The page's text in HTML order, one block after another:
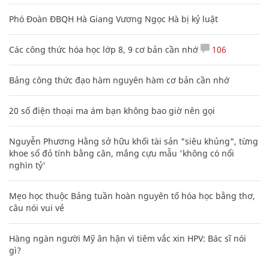
Phó Đoàn ĐBQH Hà Giang Vương Ngọc Hà bị kỷ luật
Các công thức hóa học lớp 8, 9 cơ bản cần nhớ 106
Bảng công thức đạo hàm nguyên hàm cơ bản cần nhớ
20 số điện thoại ma ám bạn không bao giờ nên gọi
Nguyễn Phương Hằng sở hữu khối tài sản "siêu khủng", từng
khoe sổ đỏ tính bằng cân, mắng cựu mẫu 'không có nổi
nghìn tỷ'
Mẹo học thuộc Bảng tuần hoàn nguyên tố hóa học bằng thơ,
câu nói vui vẻ
Hàng ngàn người Mỹ ân hận vì tiêm vắc xin HPV: Bác sĩ nói
gì?